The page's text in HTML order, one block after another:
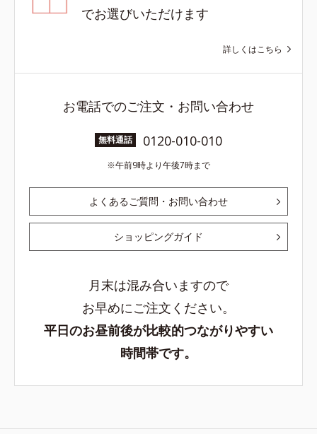
でお選びいただけます
詳しくはこちら
お電話でのご注文・お問い合わせ
無料通話 0120-010-010
午前9時より午後7時まで
よくあるご質問・お問い合わせ
ショッピングガイド
月末は混み合いますので
お早めにご注文ください。
平日のお昼前後が比較的つながりやすい
時間帯です。